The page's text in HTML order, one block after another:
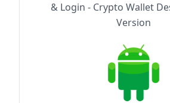
& Login - Crypto Wallet
Version